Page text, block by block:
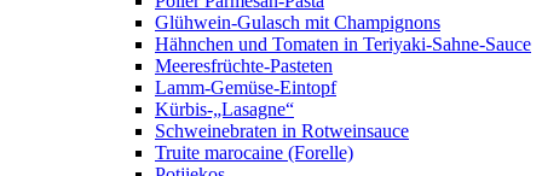
Glühwein-Gulasch mit Champignons
Hähnchen und Tomaten in Teriyaki-Sahne-Sauce
Meeresfrüchte-Pasteten
Lamm-Gemüse-Eintopf
Kürbis-„Lasagne“
Schweinebraten in Rotweinsauce
Truite marocaine (Forelle)